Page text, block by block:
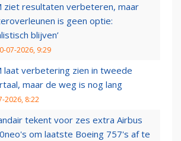
ziet resultaten verbeteren, maar
is geen optie:
blijven’
07-2026, 9:29
laat verbetering zien in tweede
maar de weg is nog lang
2026, 8:22
tekent voor zes extra Airbus
om laatste Boeing 757's af te